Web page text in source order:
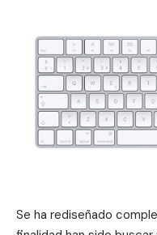
Se ha rediseñado